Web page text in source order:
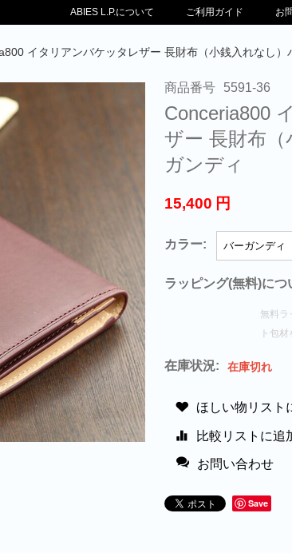
ABIES L.P.について ご利用ガイド お
イタリアンバケッタレザー 長財布（小銭入れなし）
商品番号 5591-36
Conceria800
ザー 長財布
ガンディ
15,400 円
カラー:
ラッピング(無料)につ
無料ラ
ト包
在庫状況: 在庫切れ
ほしい物リスト
比較リストに追
お問い合わせ
Save